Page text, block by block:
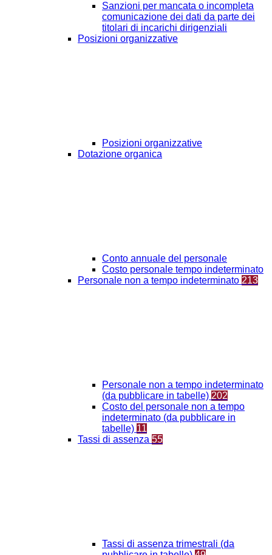
Sanzioni per mancata o incompleta
comunicazione dei dati da parte dei
titolari di incarichi dirigenziali
Posizioni organizzative
Posizioni organizzative
Dotazione organica
Conto annuale del personale
Costo personale tempo indeterminato
Personale non a tempo indeterminato 213
Personale non a tempo indeterminato
(da pubblicare in tabelle) 202
Costo del personale non a tempo
indeterminato (da pubblicare in
tabelle) 11
Tassi di assenza 55
Tassi di assenza trimestrali (da